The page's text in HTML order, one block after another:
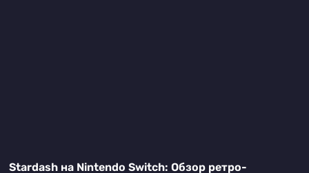
Stardash на Nintendo Switch: Обзор ретро-